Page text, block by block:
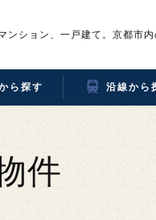
ンション、一戸建て。京都市
ら探す 沿線から
件